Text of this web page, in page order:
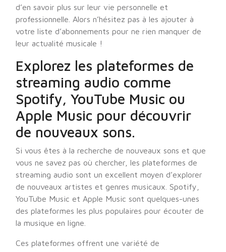
d’en savoir plus sur leur vie personnelle et
professionnelle. Alors n’hésitez pas à les ajouter à
votre liste d’abonnements pour ne rien manquer de
leur actualité musicale !
Explorez les plateformes de
streaming audio comme
Spotify, YouTube Music ou
Apple Music pour découvrir
de nouveaux sons.
Si vous êtes à la recherche de nouveaux sons et que
vous ne savez pas où chercher, les plateformes de
streaming audio sont un excellent moyen d’explorer
de nouveaux artistes et genres musicaux. Spotify,
YouTube Music et Apple Music sont quelques-unes
des plateformes les plus populaires pour écouter de
la musique en ligne.
Ces plateformes offrent une variété de